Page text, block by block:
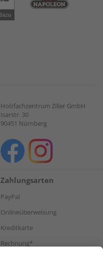
Holzfachzentrum Ziller GmbH
Isarstr. 30
90451 Nürnberg
Zahlungsarten
PayPal
Onlineüberweisung
Kreditkarte
Rechnung*